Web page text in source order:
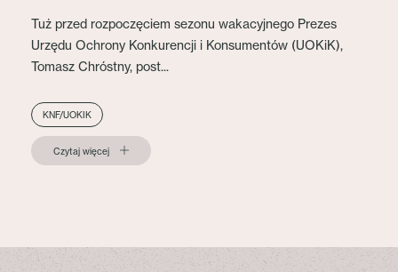
Tuż przed rozpoczęciem sezonu wakacyjnego Prezes
Urzędu Ochrony Konkurencji i Konsumentów (UOKiK),
Tomasz Chróstny, post...
KNF/UOKIK
Czytaj więcej